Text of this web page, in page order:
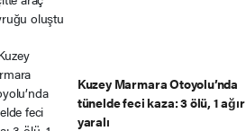
Kuzey Marmara Otoyolu’nda
tünelde feci kaza: 3 ölü, 1 ağır
yaralı